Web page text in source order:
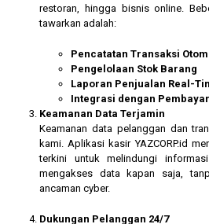
restoran, hingga bisnis online.
tawarkan adalah:
Pencatatan Transaksi
Pengelolaan Stok Barang
Laporan Penjualan Real-
Integrasi dengan
Keamanan Data Terjamin
Keamanan data pelanggan dan
kami. Aplikasi kasir YAZCORP.id
terkini untuk melindungi
mengakses data kapan saja,
ancaman cyber.
Dukungan Pelanggan 24/7